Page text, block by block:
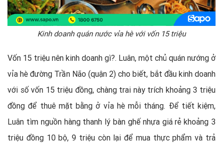
Kinh doanh quán nước vỉa hè với vốn 15 triệu
Vốn 15 triệu nên kinh doanh gì?. Luân, một chủ quán nướng ở
vỉa hè đường Trần Não (quận 2) cho biết, bắt đầu kinh doanh
với số vốn 15 triệu đồng, chàng trai này trích khoảng 3 triệu
đồng để thuê mặt bằng ở vỉa hè mỗi tháng. Để tiết kiệm,
Luân tìm nguồn hàng thanh lý bàn ghế nhựa giá rẻ khoảng 3
triệu đồng 10 bộ, 9 triệu còn lại để mua thực phẩm và trả